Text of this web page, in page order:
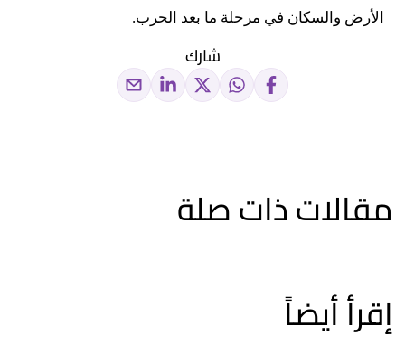
الأرض والسكان في مرحلة ما بعد الحرب.
شارك
مقالات ذات صلة
إقرأ أيضاً